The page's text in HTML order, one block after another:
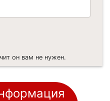
он вам не нужен.